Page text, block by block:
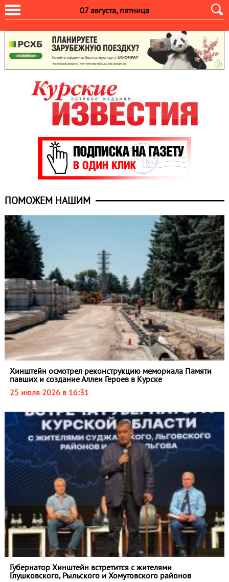
07 августа, пятница
ПОМОЖЕМ НАШИМ
Хинштейн осмотрел реконструкцию мемориала Памяти
павших и создание Аллеи Героев в Курске
25 июля 2026 в 16:31
Губернатор Хинштейн встретится с жителями
Глушковского, Рыльского и Хомутовского районов